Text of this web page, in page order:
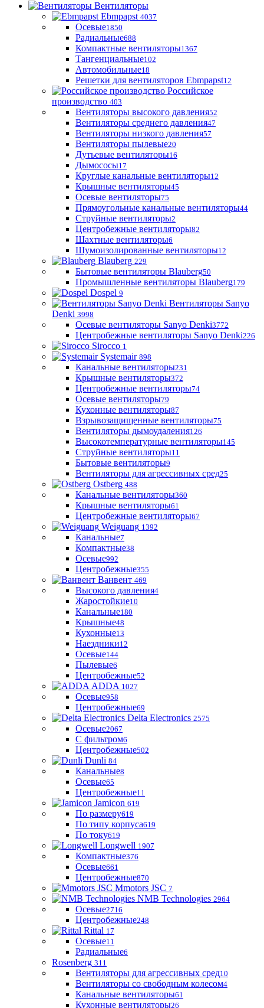
Вентиляторы
Ebmpapst 4037
Осевые1850
Радиальные688
Компактные вентиляторы1367
Тангенциальные102
Автомобильные18
Решетки для вентиляторов Ebmpapst12
Российское
производство 403
Вентиляторы высокого давления52
Вентиляторы среднего давления47
Вентиляторы низкого давления57
Вентиляторы пылевые20
Дутьевые вентиляторы16
Дымососы17
Круглые канальные вентиляторы12
Крышные вентиляторы45
Осевые вентиляторы75
Прямоугольные канальные вентиляторы44
Струйные вентиляторы2
Центробежные вентиляторы82
Шахтные вентиляторы6
Шумоизолированные вентиляторы12
Blauberg 229
Бытовые вентиляторы Blauberg50
Промышленные вентиляторы Blauberg179
Dospel 9
Вентиляторы Sanyo
Denki 3998
Осевые вентиляторы Sanyo Denki3772
Центробежные вентиляторы Sanyo Denki226
Sirocco 1
Systemair 898
Канальные вентиляторы231
Крышные вентиляторы372
Центробежные вентиляторы74
Осевые вентиляторы79
Кухонные вентиляторы87
Взрывозащищенные вентиляторы75
Вентиляторы дымоудаления126
Высокотемпературные вентиляторы145
Струйные вентиляторы11
Бытовые вентиляторы9
Вентиляторы для агрессивных сред25
Ostberg 488
Канальные вентиляторы360
Крышные вентиляторы61
Центробежные вентиляторы67
Weiguang 1392
Канальные7
Компактные38
Осевые992
Центробежные355
Ванвент 469
Высокого давления4
Жаростойкие10
Канальные180
Крышные48
Кухонные13
Наездники12
Осевые144
Пылевые6
Центробежные52
ADDA 1027
Осевые958
Центробежные69
Delta Electronics 2575
Осевые2067
С фильтром6
Центробежные502
Dunli 84
Канальные8
Осевые65
Центробежные11
Jamicon 619
По размеру619
По типу корпуса619
По току619
Longwell 1907
Компактные376
Осевые661
Центробежные870
Mmotors JSC 7
NMB Technologies 2964
Осевые2716
Центробежные248
Rittal 17
Осевые11
Радиальные6
Rosenberg 311
Вентиляторы для агрессивных сред10
Вентиляторы со свободным колесом4
Канальные вентиляторы61
Кухонные вентиляторы26